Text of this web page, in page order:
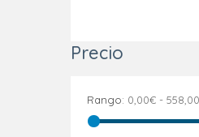
Precio
Rango: 0,00€ -